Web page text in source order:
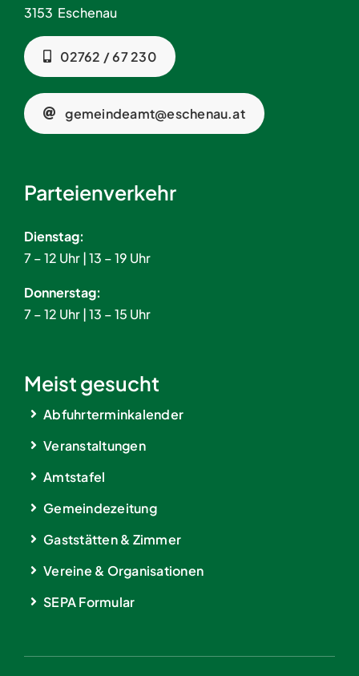
3153 Eschenau
02762 / 67 230
gemeindeamt@eschenau.at
Parteienverkehr
Dienstag:
7 – 12 Uhr | 13 – 19 Uhr
Donnerstag:
7 – 12 Uhr | 13 – 15 Uhr
Meist gesucht
Abfuhrterminkalender
Veranstaltungen
Amtstafel
Gemeindezeitung
Gaststätten & Zimmer
Vereine & Organisationen
SEPA Formular